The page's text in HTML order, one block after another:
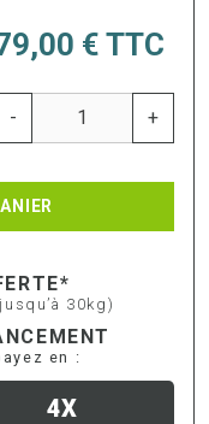
€ TTC
- +
30kg)
en :
4X